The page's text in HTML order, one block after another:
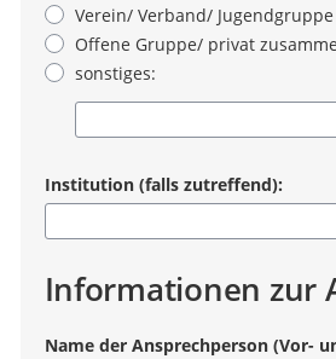
Verein/ Verband/ Jugendgruppe
Offene Gruppe/ privat
sonstiges:
Institution (falls zutreffend):
Informationen zur
Name der Ansprechperson (Vor-